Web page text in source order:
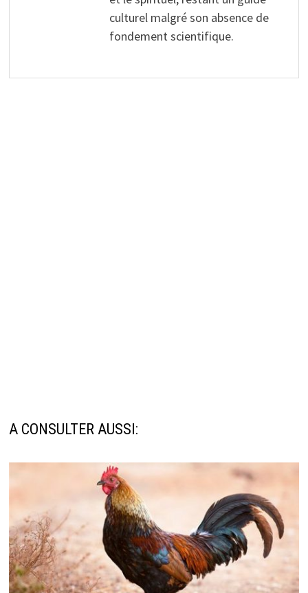
culturel malgré son absence de
fondement scientifique.
A CONSULTER AUSSI: